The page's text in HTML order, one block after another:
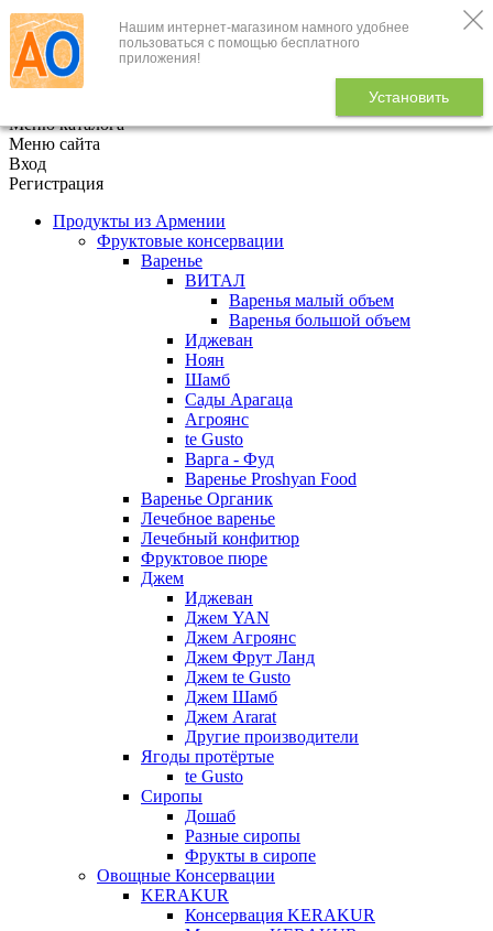
Нашим интернет-магазином намного удобнее
пользоваться с помощью бесплатного
приложения!
Установить
+7 (495) 646-888-1
В корзине
Меню каталога
Меню сайта
Вход
Регистрация
Продукты из Армении
Фруктовые консервации
Варенье
ВИТАЛ
Варенья малый объем
Варенья большой объем
Иджеван
Ноян
Шамб
Сады Арагаца
Агроянс
te Gusto
Варга - Фуд
Варенье Proshyan Food
Варенье Органик
Лечебное варенье
Лечебный конфитюр
Фруктовое пюре
Джем
Иджеван
Джем YAN
Джем Агроянс
Джем Фрут Ланд
Джем te Gusto
Джем Шамб
Джем Ararat
Другие производители
Ягоды протёртые
te Gusto
Сиропы
Дошаб
Разные сиропы
Фрукты в сиропе
Овощные Консервации
KERAKUR
Консервация KERAKUR